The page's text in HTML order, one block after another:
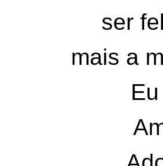
ser
mais a